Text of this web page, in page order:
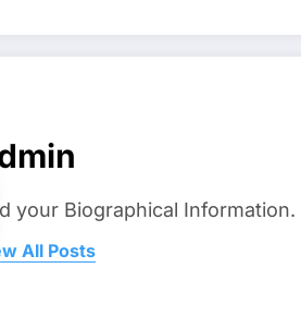
your Biographical Information.
All Posts